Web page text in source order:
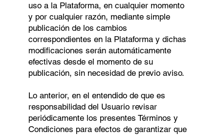
uso a la Plataforma, en cualquier momento
y por cualquier razón, mediante simple
publicación de los cambios
correspondientes en la Plataforma y dichas
modiﬁcaciones serán automáticamente
efectivas desde el momento de su
publicación, sin necesidad de previo aviso.
Lo anterior, en el entendido de que es
responsabilidad del Usuario revisar
periódicamente los presentes Términos y
Condiciones para efectos de garantizar que